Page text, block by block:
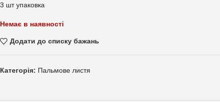
3 шт упаковка
Немає в наявності
Додати до списку бажань
Категорія: Пальмове листя